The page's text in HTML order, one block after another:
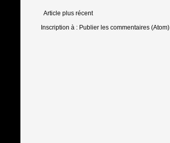
Article plus récent
Inscription à : Publier les commentaires (Atom)